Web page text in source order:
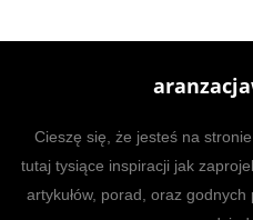
Cieszę się, że jesteś na
tutaj tysiące inspiracji jak
artykułów, porad, oraz